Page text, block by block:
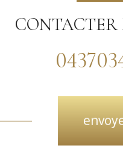
CONTACTER